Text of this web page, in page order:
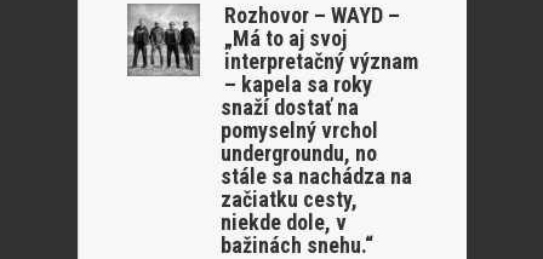
Rozhovor – WAYD –
„Má to aj svoj
interpretačný význam
– kapela sa roky
snaží dostať na
pomyselný vrchol
undergroundu, no
stále sa nachádza na
začiatku cesty,
niekde dole, v
bažinách snehu.“